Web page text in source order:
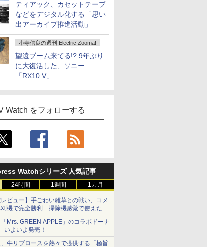
ティアック、カセットテープ
などをデジタル化する「思い
出アーカイブ推進活動」
小寺信良の週刊 Electric Zooma!
望遠ブーム来てる!? 9年ぶり
に大復活した、ソニー
「RX10 V」
Watch をフォローする
Watchシリーズ 人気記事
24時間 1週間 1カ月
レビュー】手ごわい雑草との戦い、コメ
刈機で完全勝利 掃除機感覚で使えた
「Mrs. GREEN APPLE」のコラボドーナ
いよいよ発売！
牛リブロースを熱々で提供する「極旨